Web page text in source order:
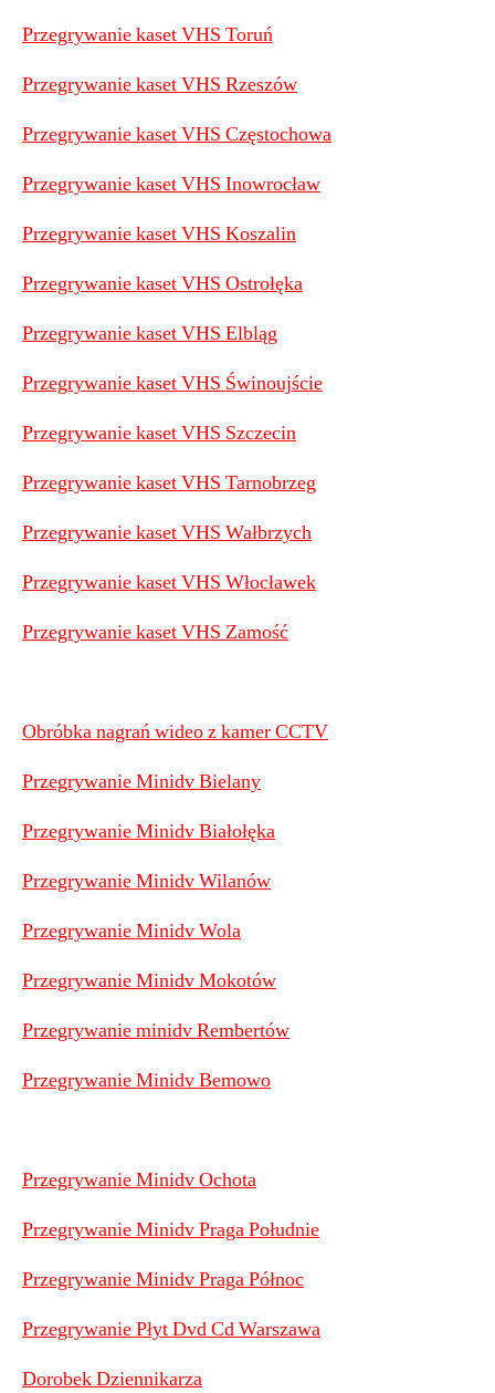
Przegrywanie kaset VHS Toruń
Przegrywanie kaset VHS Rzeszów
Przegrywanie kaset VHS Częstochowa
Przegrywanie kaset VHS Inowrocław
Przegrywanie kaset VHS Koszalin
Przegrywanie kaset VHS Ostrołęka
Przegrywanie kaset VHS Elbląg
Przegrywanie kaset VHS Świnoujście
Przegrywanie kaset VHS Szczecin
Przegrywanie kaset VHS Tarnobrzeg
Przegrywanie kaset VHS Wałbrzych
Przegrywanie kaset VHS Włocławek
Przegrywanie kaset VHS Zamość
Obróbka nagrań wideo z kamer CCTV
Przegrywanie Minidv Bielany
Przegrywanie Minidv Białołęka
Przegrywanie Minidv Wilanów
Przegrywanie Minidv Wola
Przegrywanie Minidv Mokotów
Przegrywanie minidv Rembertów
Przegrywanie Minidv Bemowo
Przegrywanie Minidv Ochota
Przegrywanie Minidv Praga Południe
Przegrywanie Minidv Praga Północ
Przegrywanie Płyt Dvd Cd Warszawa
Dorobek Dziennikarza